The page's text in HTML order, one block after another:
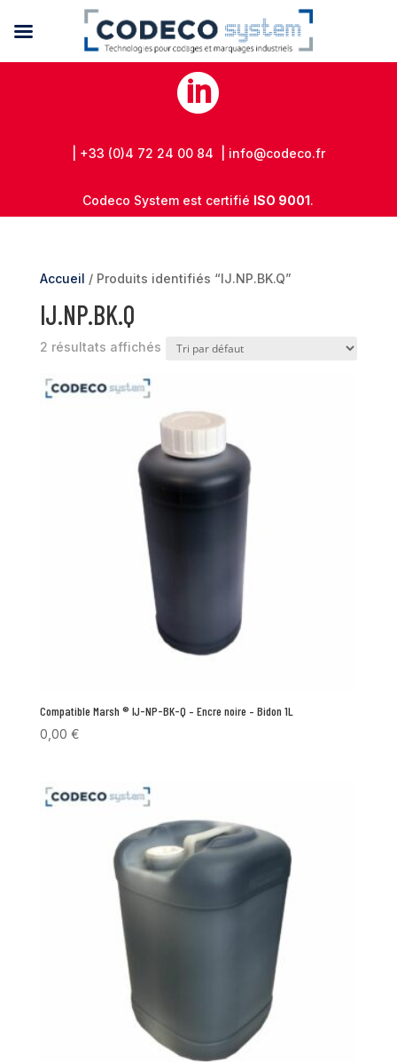

| +33 (0)4 72 24 00 84 | info@codeco.fr
Codeco System est certifié ISO 9001.
Accueil / Produits identifiés “IJ.NP.BK.Q”
IJ.NP.BK.Q
2 résultats affichés
Compatible Marsh ® IJ-NP-BK-Q – Encre noire – Bidon 1L
0,00 €